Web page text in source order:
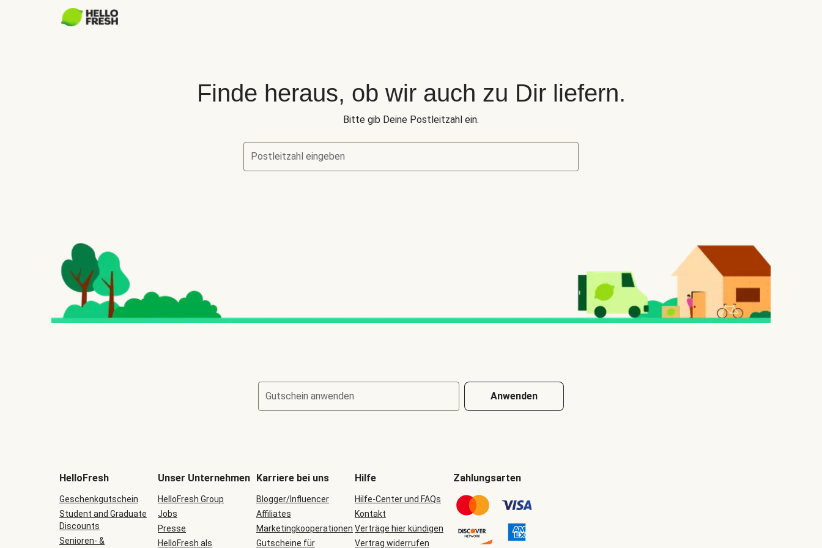
Finde heraus, ob wir auch zu Dir liefern.
Bitte gib Deine Postleitzahl ein.
Postleitzahl eingeben
Gutschein anwenden Anwenden
HelloFresh
Geschenkgutschein
Student and Graduate
Discounts
Senioren- &
Unser Unternehmen
HelloFresh Group
Jobs
Presse
HelloFresh als
Karriere bei uns
Blogger/Influencer
Affiliates
Marketingkooperationen
Gutscheine für
Hilfe
Hilfe-Center und FAQs
Kontakt
Verträge hier kündigen
Vertrag widerrufen
Zahlungsarten